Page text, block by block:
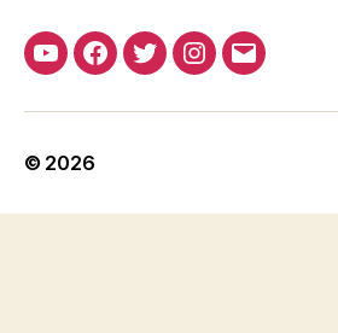
YouTubeFacebook
TwitterInstagram
Email
© 2026